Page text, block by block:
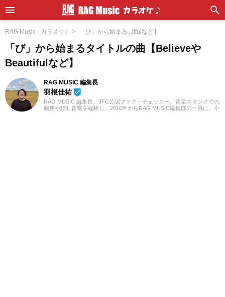
RAG Music - カラオケ♪ 「び」から始まる...tifulなど】
「び」から始まるタイトルの曲【Believeや
Beautifulなど】
RAG MUSIC 編集長
羽根佳祐 beenhere
RAG MUSIC 編集長。JFC公認ファクトチェッカー。音楽スタジオでの
勤務や婚礼音響を経験し、2016年からRAG MUSIC編集部の一員に。小